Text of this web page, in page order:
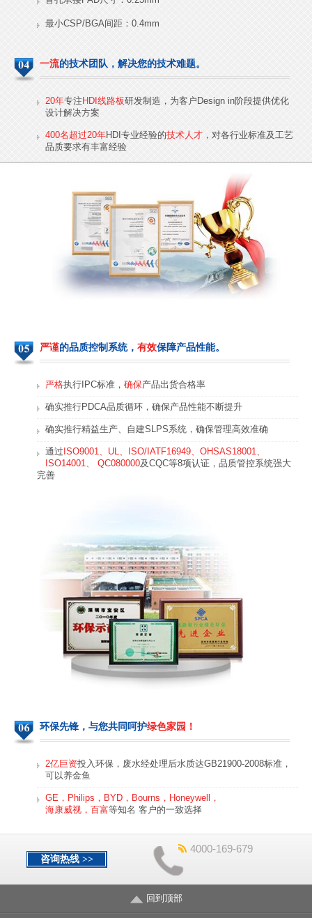
最小CSP/BGA间距：0.4mm
一流的技术团队，解决您的技术难题。
20年专注 HDI线路板研发制造，为客户Design in阶段提供优化
设计解决方案
400名超过20年HDI专业经验的技术人才，对各行业标准及工艺
品质要求有丰富经验
严谨的品质控制系统， 有效保障产品性能。
严格执行IPC标准， 确保产品出货合格率
确实推行PDCA品质循环，确保产品性能不断提升
确实推行精益生产、自建SLPS系统，确保管理高效准确
通过 ISO9001、UL、ISO/IATF16949、OHSAS18001、
ISO14001、 QC080000及CQC等8项认证，品质管控系统强大
完善
环保先锋，与您共同呵护绿色家园！
2亿巨资投入环保，废水经处理后水质达GB21900-2008标准，
可以养金鱼
GE，Philips，BYD，Bourns，Honeywell，
海康威视，百富等知名 客户的一致选择
4000-169-679
咨询热线 >>
回到顶部